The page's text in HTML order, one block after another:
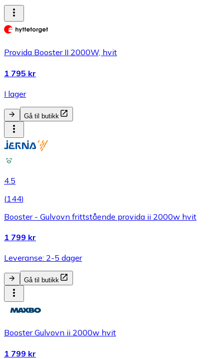
Provida Booster II 2000W, hvit
1 795 kr
I lager
Gå til butikk
4.5
(144)
Booster - Gulvovn frittstående provida ii 2000w hvit
1 799 kr
Leveranse: 2-5 dager
Gå til butikk
Booster Gulvovn ii 2000w hvit
1 799 kr